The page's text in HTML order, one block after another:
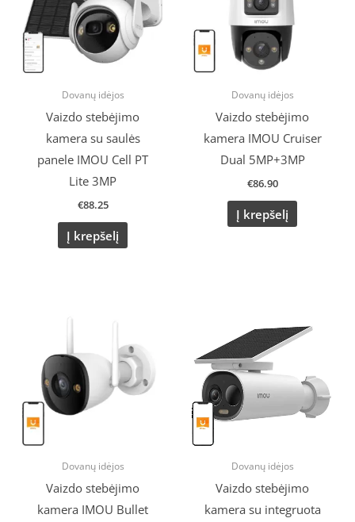
Dovanų idėjos
Vaizdo stebėjimo
kamera su saulės
panele IMOU Cell PT
Lite 3MP
€88.25
Į krepšelį
Dovanų idėjos
Vaizdo stebėjimo
kamera IMOU Cruiser
Dual 5MP+3MP
€86.90
Į krepšelį
Dovanų idėjos
Vaizdo stebėjimo
kamera IMOU Bullet
Dovanų idėjos
Vaizdo stebėjimo
kamera su integruota